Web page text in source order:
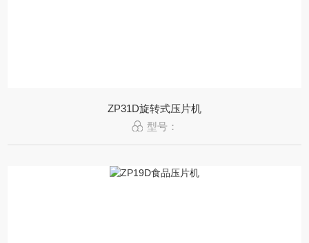
ZP31D旋转式压片机
型号：